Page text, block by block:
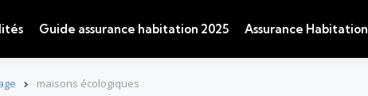
Guide assurance habitation 2025 Assurance Habitation
maisons écologiques